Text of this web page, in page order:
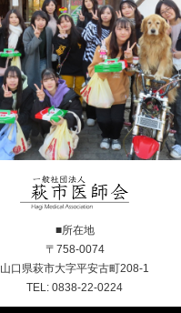
■所在地
〒758-0074
山口県萩市大字平安古町208-1
TEL: 0838-22-0224